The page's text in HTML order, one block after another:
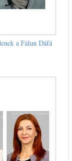
a Fálun Dáfá